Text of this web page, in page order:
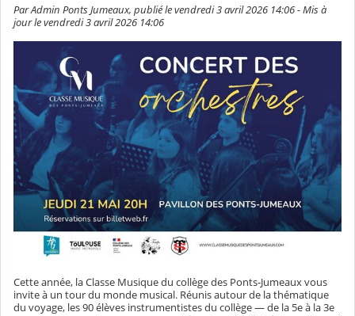
Par Admin Ponts Jumeaux, publié le vendredi 3 avril 2026 14:06 - Mis à
jour le vendredi 3 avril 2026 14:06
Cette année, la Classe Musique du collège des Ponts-Jumeaux vous
invite à un tour du monde musical. Réunis autour de la thématique
du voyage, les 90 élèves instrumentistes du collège — de la 5e à la 3e